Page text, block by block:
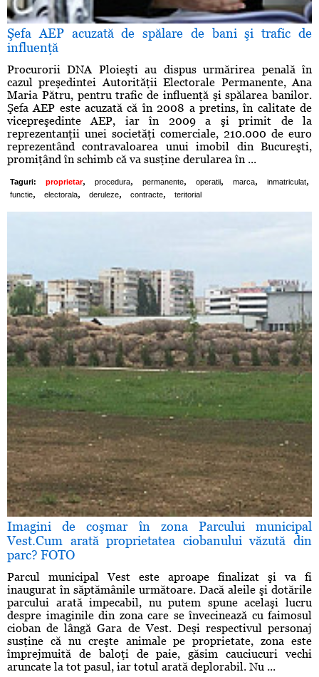
Şefa AEP acuzată de spălare de bani şi trafic de
influenţă
Procurorii DNA Ploieşti au dispus urmărirea penală în
cazul preşedintei Autorităţii Electorale Permanente, Ana
Maria Pătru, pentru trafic de influenţă şi spălarea banilor.
Şefa AEP este acuzată că în 2008 a pretins, în calitate de
vicepreşedinte AEP, iar în 2009 a şi primit de la
reprezentanţii unei societăţi comerciale, 210.000 de euro
reprezentând contravaloarea unui imobil din Bucureşti,
promiţând în schimb că va susţine derularea în ...
Taguri: proprietar, procedura, permanente, operatii, marca, inmatriculat,
functie, electorala, deruleze, contracte, teritorial
Imagini de coşmar în zona Parcului municipal
Vest.Cum arată proprietatea ciobanului văzută din
parc? FOTO
Parcul municipal Vest este aproape finalizat şi va fi
inaugurat în săptămânile următoare. Dacă aleile şi dotările
parcului arată impecabil, nu putem spune acelaşi lucru
despre imaginile din zona care se învecinează cu faimosul
cioban de lângă Gara de Vest. Deşi respectivul personaj
susţine că nu creşte animale pe proprietate, zona este
împrejmuită de baloţi de paie, găsim cauciucuri vechi
aruncate la tot pasul, iar totul arată deplorabil. Nu ...